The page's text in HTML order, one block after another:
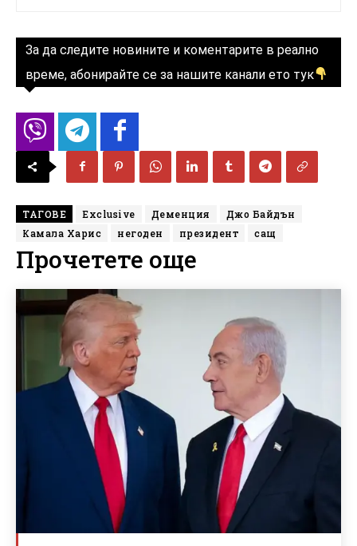
За да следите новините и коментарите в реално
време, абонирайте се за нашите канали ето тук
ТАГОВЕ Exclusive Деменция
Джо Байдън
Камала Харис
негоден президент сащ
Прочетете още